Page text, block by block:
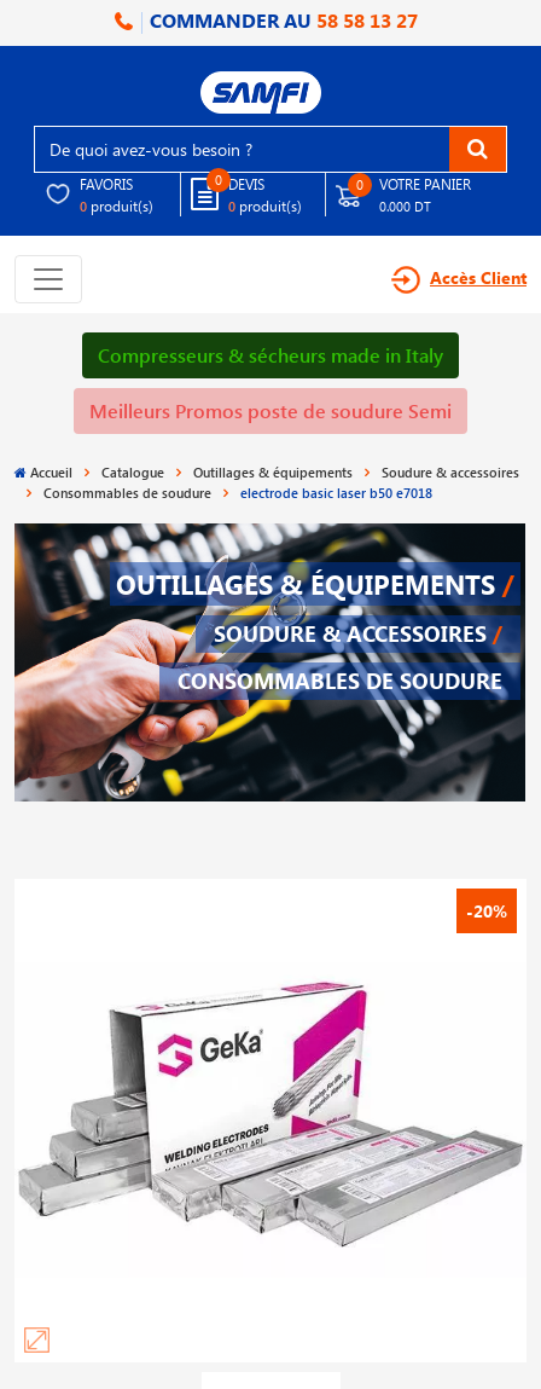
COMMANDER AU 58 58 13 27
FAVORIS
0 produit(s)
0 DEVIS
0 produit(s)
0 VOTRE PANIER
0.000 DT
Accès Client
Compresseurs & sécheurs made in Italy
Meilleurs Promos poste de soudure Semi
Accueil Catalogue Outillages & équipements
Soudure & accessoires
Consommables de soudure
electrode basic laser b50 e7018
OUTILLAGES & ÉQUIPEMENTS /
SOUDURE & ACCESSOIRES /
CONSOMMABLES DE SOUDURE
-20%